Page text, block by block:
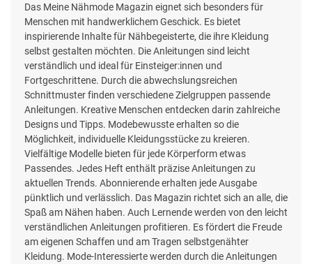
Das Meine Nähmode Magazin eignet sich besonders für
Menschen mit handwerklichem Geschick. Es bietet
inspirierende Inhalte für Nähbegeisterte, die ihre Kleidung
selbst gestalten möchten. Die Anleitungen sind leicht
verständlich und ideal für Einsteiger:innen und
Fortgeschrittene. Durch die abwechslungsreichen
Schnittmuster finden verschiedene Zielgruppen passende
Anleitungen. Kreative Menschen entdecken darin zahlreiche
Designs und Tipps. Modebewusste erhalten so die
Möglichkeit, individuelle Kleidungsstücke zu kreieren.
Vielfältige Modelle bieten für jede Körperform etwas
Passendes. Jedes Heft enthält präzise Anleitungen zu
aktuellen Trends. Abonnierende erhalten jede Ausgabe
pünktlich und verlässlich. Das Magazin richtet sich an alle, die
Spaß am Nähen haben. Auch Lernende werden von den leicht
verständlichen Anleitungen profitieren. Es fördert die Freude
am eigenen Schaffen und am Tragen selbstgenähter
Kleidung. Mode-Interessierte werden durch die Anleitungen